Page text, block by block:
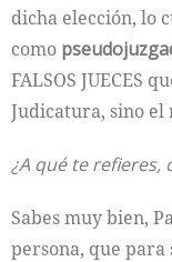
dicha elección, lo
como
FALSOS JUECES
Judicatura, sino
¿A qué te refieres,
Sabes muy bien,
persona, que